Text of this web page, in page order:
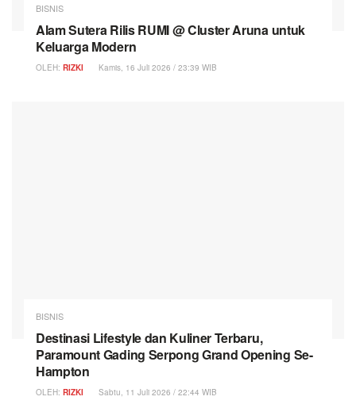
BISNIS
Alam Sutera Rilis RUMI @ Cluster Aruna untuk
Keluarga Modern
OLEH: RIZKI Kamis, 16 Juli 2026 / 23:39 WIB
BISNIS
Destinasi Lifestyle dan Kuliner Terbaru,
Paramount Gading Serpong Grand Opening Se-
Hampton
OLEH: RIZKI Sabtu, 11 Juli 2026 / 22:44 WIB